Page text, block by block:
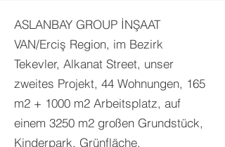
ASLANBAY GROUP İNŞAAT
VAN/Erciş Region, im Bezirk
Tekevler, Alkanat Street, unser
zweites Projekt, 44 Wohnungen, 165
m2 + 1000 m2 Arbeitsplatz, auf
einem 3250 m2 großen Grundstück,
Kinderpark, Grünfläche,